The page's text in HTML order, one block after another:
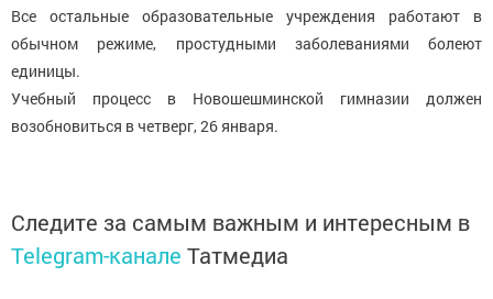
Все остальные образовательные учреждения работают в
обычном режиме, простудными заболеваниями болеют
единицы.
Учебный процесс в Новошешминской гимназии должен
возобновиться в четверг, 26 января.
Следите за самым важным и интересным в
Telegram-канале Татмедиа